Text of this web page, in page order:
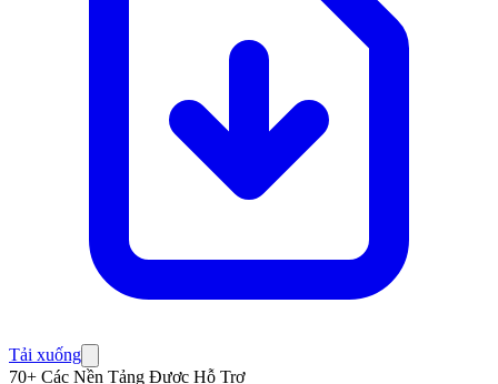
Tải xuống
70+ Các Nền Tảng Được Hỗ Trợ